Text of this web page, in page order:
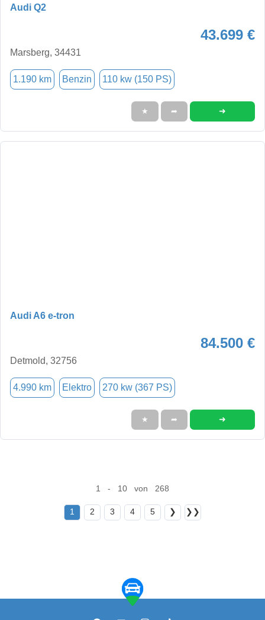
Audi Q2
43.699 €
Marsberg, 34431
1.190 km Benzin 110 kw (150 PS)
★ ➦ ➜
Audi A6 e-tron
84.500 €
Detmold, 32756
4.990 km Elektro 270 kw (367 PS)
★ ➦ ➜
1 - 10 von 268
1 2 3 4 5 ❯ ❯❯